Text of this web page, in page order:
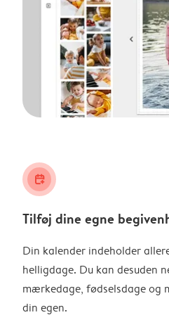
calendar_plus
Tilføj dine egne
Din kalender indeholder
helligdage. Du kan desuden
mærkedage, fødselsdage og
din egen.